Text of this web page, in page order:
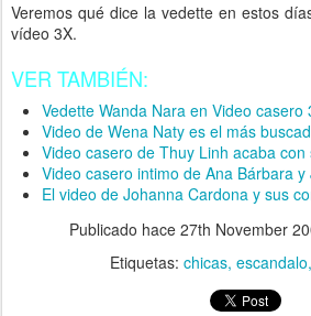
Veremos qué dice la vedette en estos
vídeo 3X.
VER TAMBIÉN:
Vedette Wanda Nara en Video casero
Video de Wena Naty es el más
Video casero de Thuy Linh acaba
Video casero intimo de Ana Bárbara y
El video de Johanna Cardona y sus
Publicado hace 27th November
Etiquetas: chicas escandalo